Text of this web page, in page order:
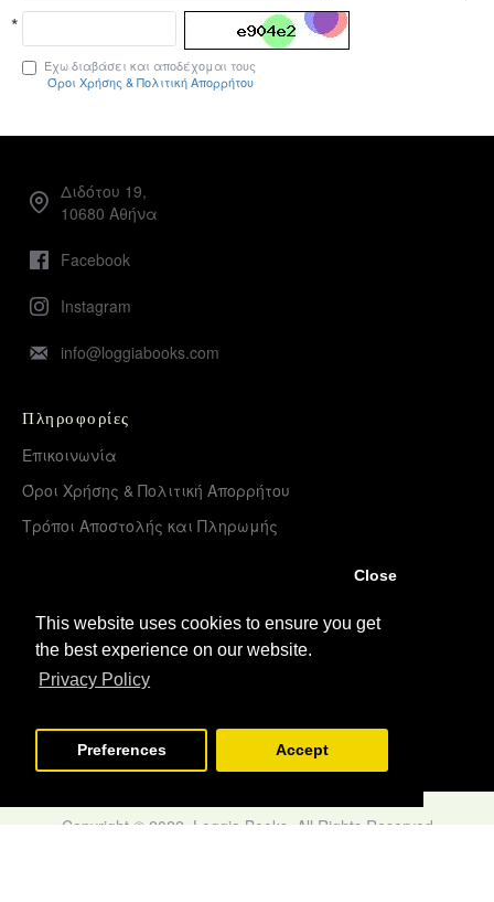
This website uses cookies to ensure you get
the best experience on our website.
Privacy Policy
Close
Preferences Accept
Έχω διαβάσει και αποδέχομαι τους
Όροι Χρήσης & Πολιτική Απορρήτου
Διδότου 19,
10680 Αθήνα
Facebook
Instagram
info@loggiabooks.com
Πληροφορίες
Επικοινωνία
Όροι Χρήσης & Πολιτική Απορρήτου
Τρόποι Αποστολής και Πληρωμής
Λογαριασμός
Εγγραφή
Copyright © 2022, Loggia Books, All Rights Reserved